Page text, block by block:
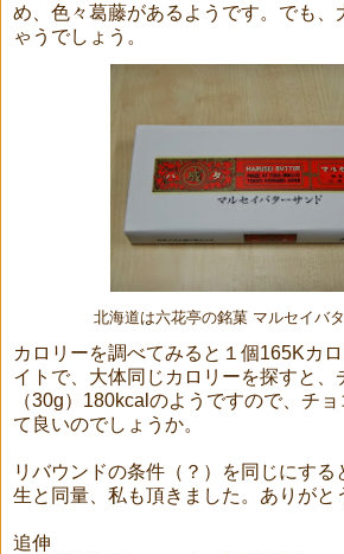
め、色々葛藤があるようです。でも、
ゃうでしょう。
北海道は六花亭の銘菓 マルセイバ
カロリーを調べてみると１個165Kカ
イトで、大体同じカロリーを探すと、
（30g）180kcalのようですので、チ
て良いのでしょうか。
リバウンドの条件（？）を同じにす
生と同量、私も頂きました。ありがと
追伸